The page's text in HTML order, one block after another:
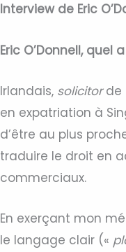
Interview de Eric
Eric O’Donnell, quel
Irlandais, solicitorde
en expatriation à
d’être au plus
traduire le droit en
commerciaux.
En exerçant mon
le langage clair («